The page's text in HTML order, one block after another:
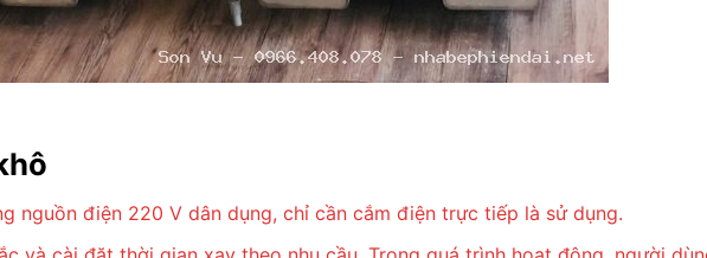
nguồn điện 220 V dân dụng, chỉ cần cắm điện trực tiếp là sử dụng.